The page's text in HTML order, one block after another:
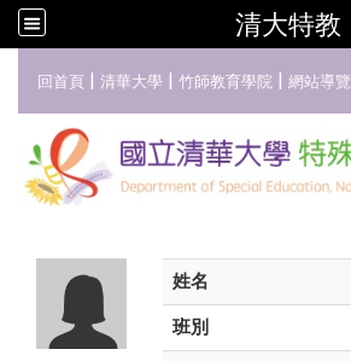
清大特教
回首頁 | 清華大學 | 竹師教育學院 | 網站導覽
姓名
班別